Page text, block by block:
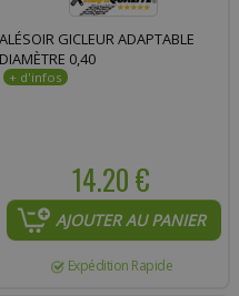
ALÉSOIR GICLEUR ADAPTABLE
DIAMÈTRE 0,40
14.20 €
AJOUTER AU PANIER
Expédition Rapide